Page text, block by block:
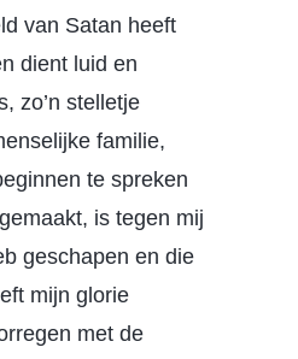
van Satan heeft
dient luid en
zo’n stelletje
familie,
te spreken
is tegen mij
geschapen en die
mijn glorie
met de